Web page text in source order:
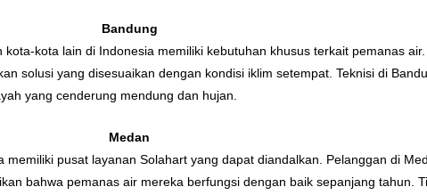
Bandung
kota lain di Indonesia memiliki kebutuhan khusus terkait pemanas
solusi yang disesuaikan dengan kondisi iklim setempat. Teknisi di
yang cenderung mendung dan hujan.
Medan
memiliki pusat layanan Solahart yang dapat diandalkan. Pelanggan di
bahwa pemanas air mereka berfungsi dengan baik sepanjang tahun.